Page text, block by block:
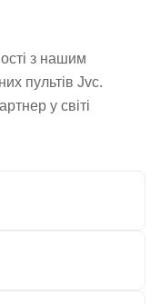
з нашим
пультів Jvc.
у світі